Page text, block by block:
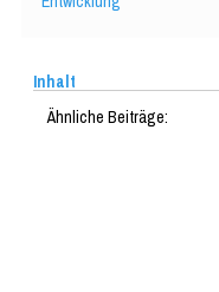
Inhalt
Ähnliche Beiträge: